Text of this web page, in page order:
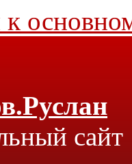
к
сайт